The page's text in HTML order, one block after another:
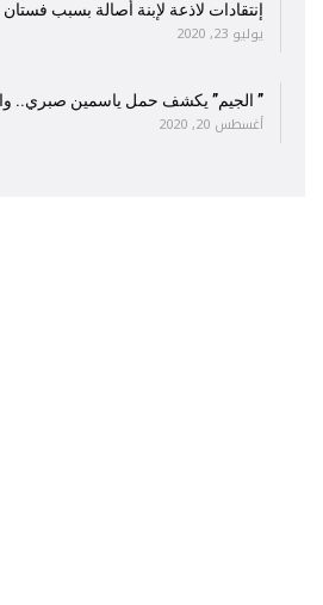
إنتقادات لاذعة لإبنة أصالة بسبب
يوليو 23, 2020
” الجيم” يكشف حمل ياسمين صبري..
أغسطس 20, 2020